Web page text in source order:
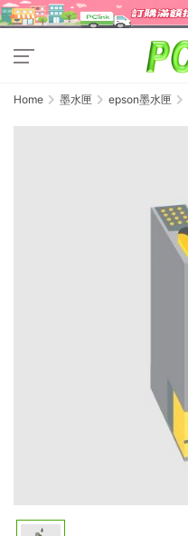
Home 墨水匣 epson墨水匣